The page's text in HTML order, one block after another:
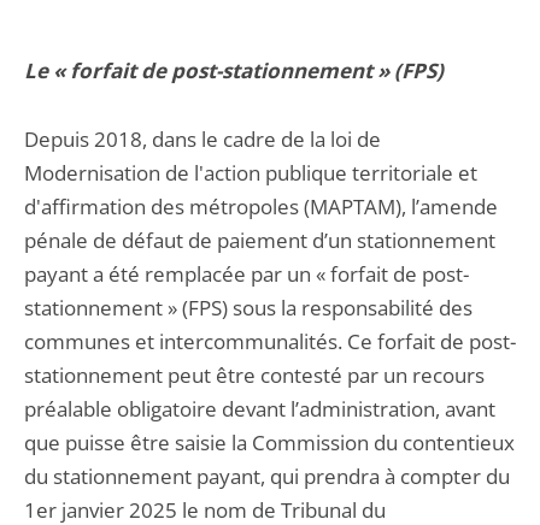
Le « forfait de post-stationnement » (FPS)
Depuis 2018, dans le cadre de la loi de
Modernisation de l'action publique territoriale et
d'affirmation des métropoles (MAPTAM), l’amende
pénale de défaut de paiement d’un stationnement
payant a été remplacée par un « forfait de post-
stationnement » (FPS) sous la responsabilité des
communes et intercommunalités. Ce forfait de post-
stationnement peut être contesté par un recours
préalable obligatoire devant l’administration, avant
que puisse être saisie la Commission du contentieux
du stationnement payant, qui prendra à compter du
1er janvier 2025 le nom de Tribunal du